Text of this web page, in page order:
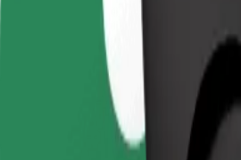
Bekvämlighet och komfort är bara
Prisvärda resor i enkla bilar